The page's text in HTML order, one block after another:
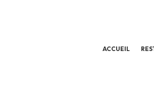
ACCUEIL